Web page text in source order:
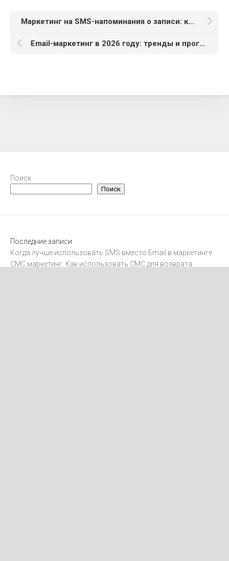
Маркетинг на SMS-напоминания о записи: кейсы
Email-маркетинг в 2026 году: тренды и прогнозы
Поиск
Поиск
Последние записи
Когда лучше использовать SMS вместо Email в маркетинге
СМС маркетинг: Как использовать СМС для возврата